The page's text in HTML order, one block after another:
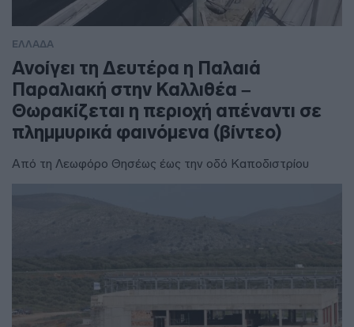
ΕΛΛΑΔΑ
Ανοίγει τη Δευτέρα η Παλαιά
Παραλιακή στην Καλλιθέα –
Θωρακίζεται η περιοχή απέναντι σε
πλημμυρικά φαινόμενα (βίντεο)
Από τη Λεωφόρο Θησέως έως την οδό Καποδιστρίου